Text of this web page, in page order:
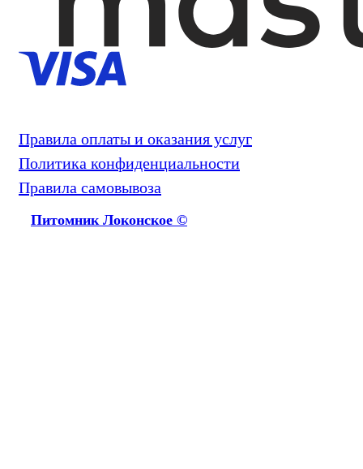
Правила оплаты и оказания услуг
Политика конфиденциальности
Правила самовывоза
Питомник Локонское ©